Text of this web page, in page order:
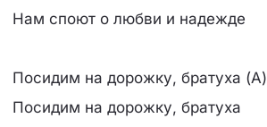
Нам споют о любви и надежде
Посидим на дорожку, братуха (А)
Посидим на дорожку, братуха